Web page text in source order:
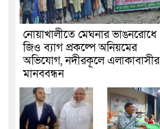
নোয়াখালীতে মেঘনার ভাঙনরোধে
জিও ব্যাগ প্রকল্পে অনিয়মের
অভিযোগ, নদীরকূলে এলাকাবাসীর
মানববন্ধন